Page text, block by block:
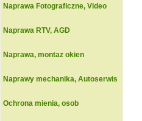
Naprawa Fotograficzne, Video
Naprawa RTV, AGD
Naprawa, montaz okien
Naprawy mechanika, Autoserwis
Ochrona mienia, osob